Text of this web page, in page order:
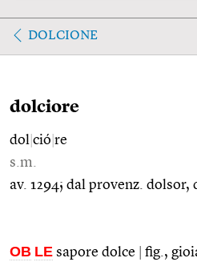
DOLCIONE
dolciore
dol ció re
s.m.
av. 1294; dal provenz. dolsor,
OB LE sapore dolce fig.,